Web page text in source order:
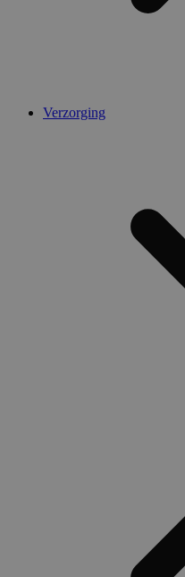
Verzorging